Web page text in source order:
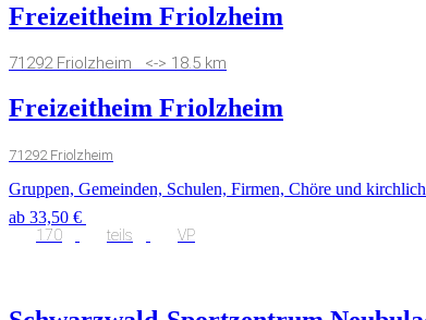
Freizeitheim Friolzheim
71292 Friolzheim <-> 18.5 km
Freizeitheim Friolzheim
71292 Friolzheim
Gruppen, Gemeinden, Schulen, Firmen, Chöre und
ab 33,50 €
170 teils VP